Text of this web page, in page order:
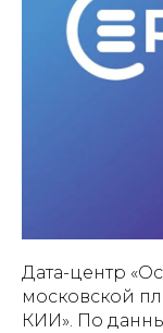
Дата-центр
московской
КИИ». По